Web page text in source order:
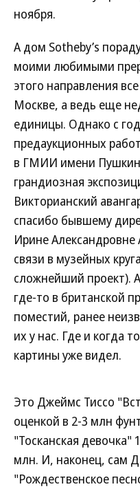
ноября.
А дом Sotheby’s
моими любимыми
этого направления
Москве, а ведь еще
единицы. Однако с
предаукционных
в ГМИИ имени
грандиозная
Викторианский
спасибо бывшему
Ирине Александровне
связи в музейных
сложнейший проект).
где-то в британской
поместий, ранее
их у нас. Где и когда
картины уже видел.
Это Джеймс Тиссо
оценкой в 2-3 млн
"Тосканская девочка"
млн. И, наконец, сам
"Рождественское